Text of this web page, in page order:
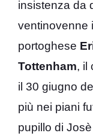
insistenza da
ventinovenne
portoghese
Tottenham, il
il 30 giugno
più nei piani
pupillo di